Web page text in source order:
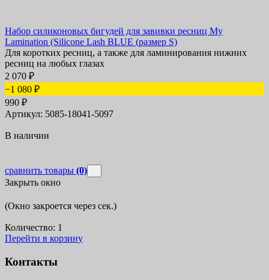
Набор силиконовых бигудей для завивки ресниц My
Lamination (Silicone Lash BLUE (размер S)
Для коротких ресниц, а также для ламинирования нижних
ресниц на любых глазах
2 070 ₽
−1 080 ₽
990 ₽
Артикул: 5085-18041-5097
В наличии
сравнить товары (0)
Закрыть окно
(Окно закроется через сек.)
Количество: 1
Перейти в корзину
Контакты